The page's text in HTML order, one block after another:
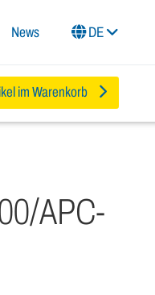
News DE
im Warenkorb
APC-